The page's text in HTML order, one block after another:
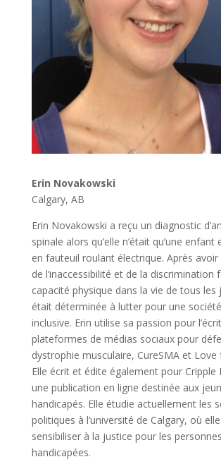
Erin Novakowski
Calgary, AB
Erin Novakowski a reçu un diagnostic
spinale alors qu’elle n’était qu’une enfant
en fauteuil roulant électrique. Après
de l’inaccessibilité et de la discrimination
capacité physique dans la vie de tous les
était déterminée à lutter pour une
inclusive. Erin utilise sa passion pour
plateformes de médias sociaux pour
dystrophie musculaire, CureSMA et
Elle écrit et édite également pour Cripple
une publication en ligne destinée aux
handicapés. Elle étudie actuellement les
politiques à l’université de Calgary, où
sensibiliser à la justice pour les personnes
handicapées.